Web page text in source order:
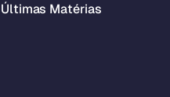
Últimas Matérias